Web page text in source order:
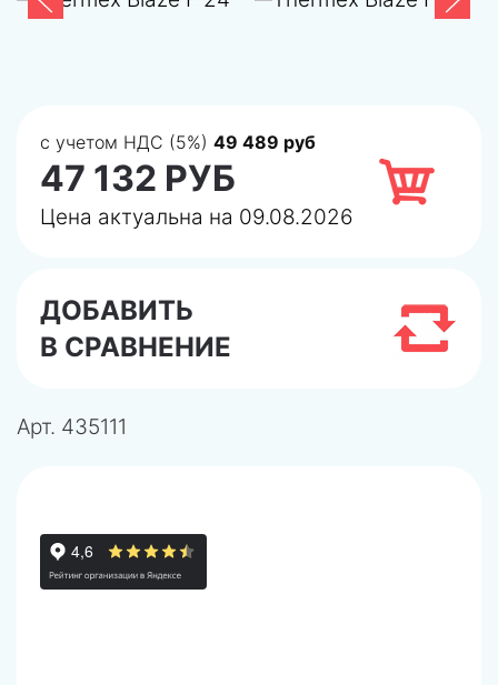
с учетом НДС (5%) 49 489 руб
47 132 РУБ
Цена актуальна на 09.08.2026
ДОБАВИТЬ
В СРАВНЕНИЕ
Арт. 435111